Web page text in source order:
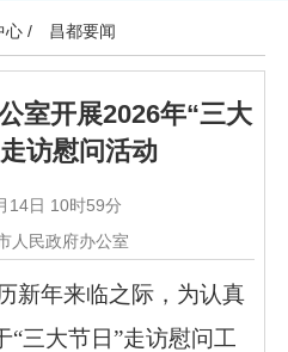
心/ 昌都要闻
室开展2026年“三大
访慰问活动
14日 10时59分
人民政府办公室
年来临之际，为认真
三大节日”走访慰问工